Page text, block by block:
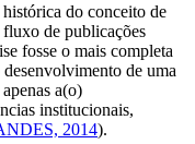
do conceito de
de publicações
fosse o mais completa
de uma
a(o)
institucionais,
2014).